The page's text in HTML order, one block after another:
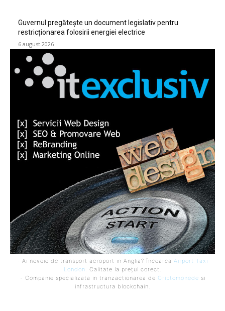
Guvernul pregătește un document legislativ pentru
restricționarea folosirii energiei electrice
6 august 2026
- Ai nevoie de transport aeroport in Anglia? Încearcă Airport Taxi
London . Calitate la prețul corect.
- Companie specializata in tranzactionarea de Criptomonede si
infrastructura blockchain.